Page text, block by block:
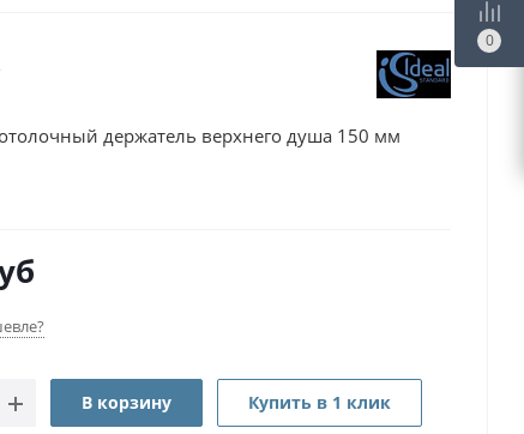
держатель верхнего душа 150 мм
В корзину Купить в 1 клик
0